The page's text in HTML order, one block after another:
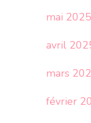
mai 2025
avril
mars
février